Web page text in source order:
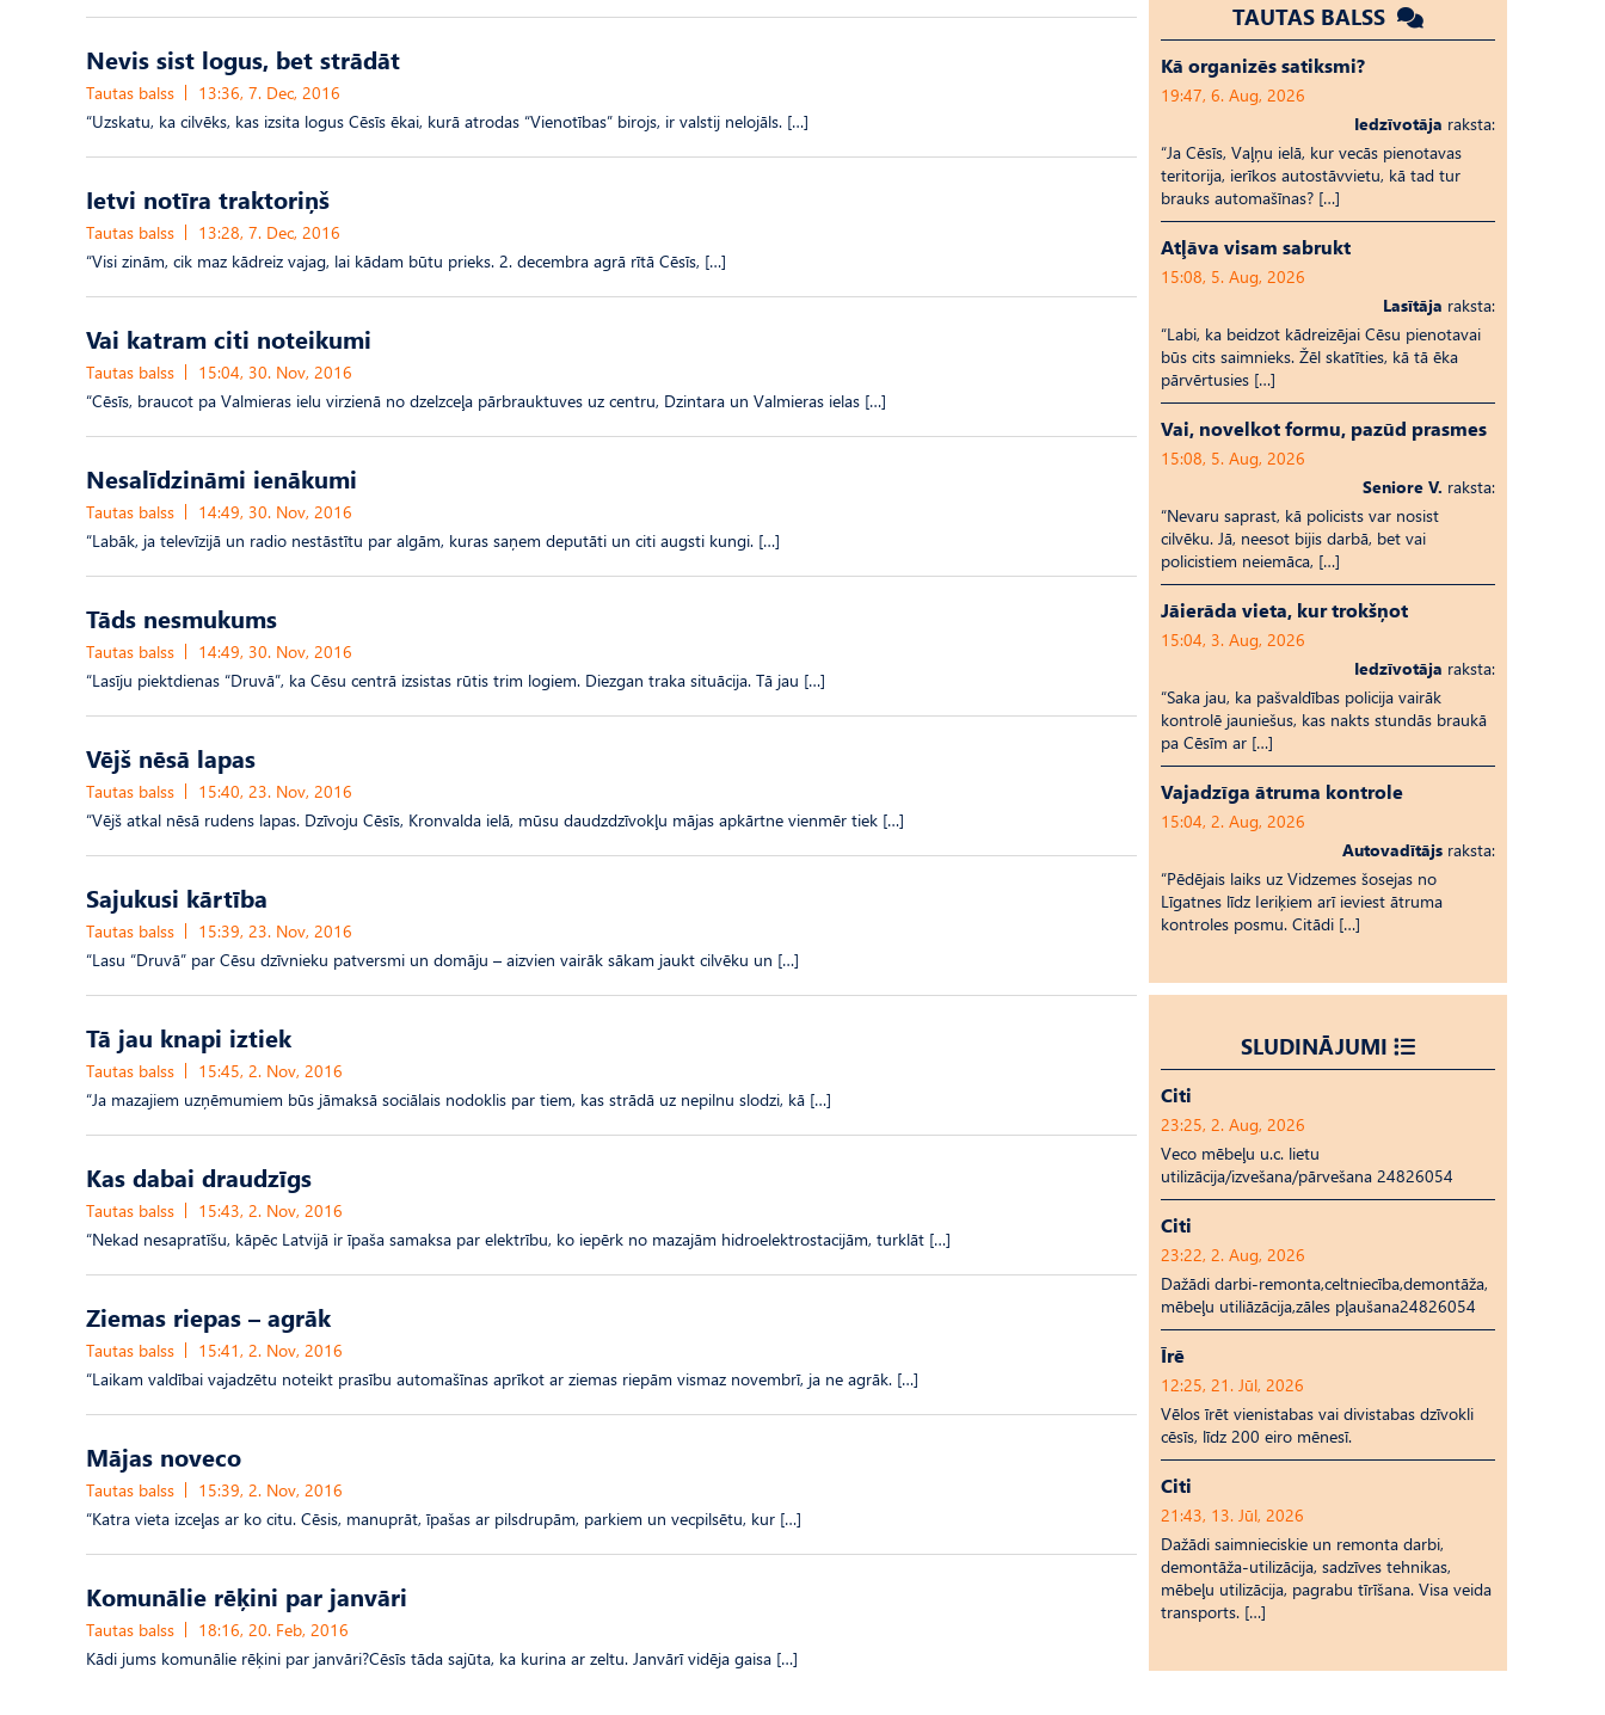
Nevis sist logus, bet strādāt
Tautas balss
13:36, 7. Dec, 2016
“Uzskatu, ka cilvēks, kas izsita logus Cēsīs ēkai, kurā atrodas “Vienotības” birojs, ir valstij nelojāls. […]
Ietvi notīra traktoriņš
Tautas balss
13:28, 7. Dec, 2016
“Visi zinām, cik maz kādreiz vajag, lai kādam būtu prieks. 2. decembra agrā rītā Cēsīs, […]
Vai katram citi noteikumi
Tautas balss
15:04, 30. Nov, 2016
“Cēsīs, braucot pa Valmieras ielu virzienā no dzelzceļa pārbrauktuves uz centru, Dzintara un Valmieras ielas […]
Nesalīdzināmi ienākumi
Tautas balss
14:49, 30. Nov, 2016
“Labāk, ja televīzijā un radio nestāstītu par algām, kuras saņem deputāti un citi augsti kungi. […]
Tāds nesmukums
Tautas balss
14:49, 30. Nov, 2016
“Lasīju piektdienas “Druvā”, ka Cēsu centrā izsistas rūtis trim logiem. Diezgan traka situācija. Tā jau […]
Vējš nēsā lapas
Tautas balss
15:40, 23. Nov, 2016
“Vējš atkal nēsā rudens lapas. Dzīvoju Cēsīs, Kronvalda ielā, mūsu daudzdzīvokļu mājas apkārtne vienmēr tiek […]
Sajukusi kārtība
Tautas balss
15:39, 23. Nov, 2016
“Lasu “Druvā” par Cēsu dzīvnieku patversmi un domāju – aizvien vairāk sākam jaukt cilvēku un […]
Tā jau knapi iztiek
Tautas balss
15:45, 2. Nov, 2016
“Ja mazajiem uzņēmumiem būs jāmaksā sociālais nodoklis par tiem, kas strādā uz nepilnu slodzi, kā […]
Kas dabai draudzīgs
Tautas balss
15:43, 2. Nov, 2016
“Nekad nesapratīšu, kāpēc Latvijā ir īpaša samaksa par elektrību, ko iepērk no mazajām hidroelektrostacijām, turklāt […]
Ziemas riepas – agrāk
Tautas balss
15:41, 2. Nov, 2016
“Laikam valdībai vajadzētu noteikt prasību automašīnas aprīkot ar ziemas riepām vismaz novembrī, ja ne agrāk. […]
Mājas noveco
Tautas balss
15:39, 2. Nov, 2016
“Katra vieta izceļas ar ko citu. Cēsis, manuprāt, īpašas ar pilsdrupām, parkiem un vecpilsētu, kur […]
Komunālie rēķini par janvāri
Tautas balss
18:16, 20. Feb, 2016
Kādi jums komunālie rēķini par janvāri?Cēsīs tāda sajūta, ka kurina ar zeltu. Janvārī vidēja gaisa […]
TAUTAS BALSS
Kā organizēs satiksmi?
19:47, 6. Aug, 2026
Iedzīvotāja raksta:
“Ja Cēsīs, Vaļņu ielā, kur vecās pienotavas
teritorija, ierīkos autostāvvietu, kā tad tur
brauks automašīnas? […]
Atļāva visam sabrukt
15:08, 5. Aug, 2026
Lasītāja raksta:
“Labi, ka beidzot kādreizējai Cēsu pienotavai
būs cits saimnieks. Žēl skatīties, kā tā ēka
pārvērtusies […]
Vai, novelkot formu, pazūd prasmes
15:08, 5. Aug, 2026
Seniore V. raksta:
“Nevaru saprast, kā policists var nosist
cilvēku. Jā, neesot bijis darbā, bet vai
policistiem neiemāca, […]
Jāierāda vieta, kur trokšņot
15:04, 3. Aug, 2026
Iedzīvotāja raksta:
“Saka jau, ka pašvaldības policija vairāk
kontrolē jauniešus, kas nakts stundās braukā
pa Cēsīm ar […]
Vajadzīga ātruma kontrole
15:04, 2. Aug, 2026
Autovadītājs raksta:
“Pēdējais laiks uz Vid­ze­mes šosejas no
Līgatnes līdz Ieriķiem arī ieviest ātruma
kontroles posmu. Citādi […]
SLUDINĀJUMI
Citi
23:25, 2. Aug, 2026
Veco mēbeļu u.c. lietu
utilizācija/izvešana/pārvešana 24826054
Citi
23:22, 2. Aug, 2026
Dažādi darbi-remonta,celtniecība,demontāža,
mēbeļu utiliāzācija,zāles pļaušana24826054
Īrē
12:25, 21. Jūl, 2026
Vēlos īrēt vienistabas vai divistabas dzīvokli
cēsīs, līdz 200 eiro mēnesī.
Citi
21:43, 13. Jūl, 2026
Dažādi saimnieciskie un remonta darbi,
demontāža-utilizācija, sadzīves tehnikas,
mēbeļu utilizācija, pagrabu tīrīšana. Visa veida
transports. […]